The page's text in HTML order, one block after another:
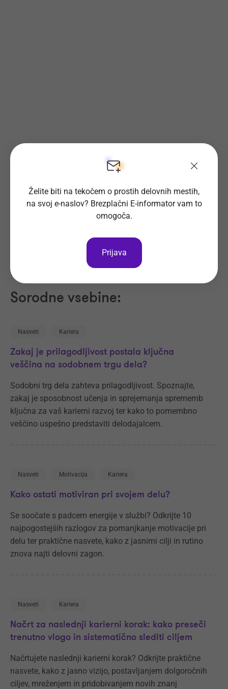
Sorodne vsebine:
Nasveti Kariera
Zakaj je prilagodljivost postala ključna
veščina na sodobnem trgu dela?
Sodobni trg dela zahteva prilagodljivost. Spoznajte,
zakaj je sposobnost učenja in sprejemanja sprememb
ključna za vaš karierni razvoj ter kako to pomembno
veščino uspešno predstaviti delodajalcem.
Nasveti Motivacija Kariera
Kako ostati motiviran pri svojem delu?
Se soočate s padcem energije v službi? Odkrijte 10
najpogostejših razlogov za pomanjkanje motivacije pri
delu ter praktične nasvete, kako z jasnimi cilji in rutino
znova najti delovni zagon.
Nasveti Kariera
Načrt za naslednji karierni korak: kako preseči
trenutno vlogo in sistematično slediti ciljem
Načrtujete naslednji karierni korak? Odkrijte praktične
nasvete, kako z jasno vizijo, postavljanjem dolgoročnih
ciljev, mreženjem in pridobivanjem novih znanj
Želite biti na tekočem o prostih delovnih mestih,
na svoj e-naslov? Brezplačni E-informator vam to
omogoča.
Prijava